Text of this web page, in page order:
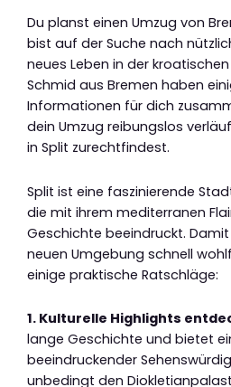
Du planst einen Umzug von
bist auf der Suche nach
neues Leben in der
Schmid aus Bremen haben
Informationen für dich
dein Umzug reibungslos
in Split zurechtfindest.
Split ist eine faszinierende
die mit ihrem mediterranen
Geschichte beeindruckt.
neuen Umgebung schnell
einige praktische Ratschläge:
1. Kulturelle Highlights
lange Geschichte und bietet
beeindruckender
unbedingt den